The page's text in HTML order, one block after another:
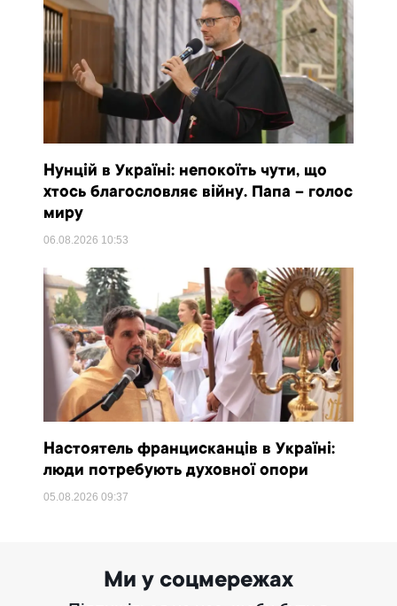
Нунцій в Україні: непокоїть чути, що
хтось благословляє війну. Папа – голос
миру
06.08.2026 10:53
Настоятель францисканців в Україні:
люди потребують духовної опори
05.08.202609:37
Ми у соцмережах